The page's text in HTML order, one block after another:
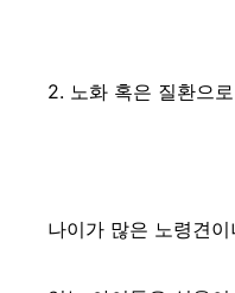
2. 노화 혹은 질환으
나이가 많은 노령견